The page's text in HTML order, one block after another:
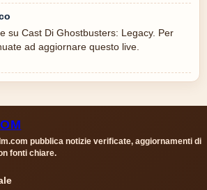
su Cast Di Ghostbusters: Legacy. Per
ad aggiornare questo live.
pubblica notizie verificate, aggiornamenti di
fonti chiare.